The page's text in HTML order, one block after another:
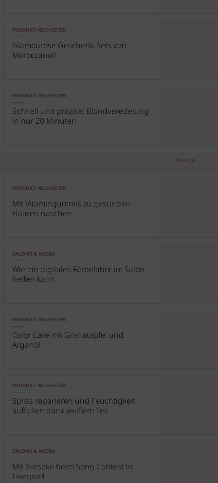
PRODUKT-NEUHEITEN
Glamouröse Geschenk-Sets von
Moroccanoil
PRODUKT-NEUHEITEN
Schnell und präzise: Blondveredelung
in nur 20 Minuten
Anzeige
PRODUKT-NEUHEITEN
Mit Vitamingummis zu gesunden
Haaren naschen
SALONS & MEDIA
Wie ein digitales Färbelabor im Salon
helfen kann
PRODUKT-NEUHEITEN
Color Care mit Granatapfel und
Arganöl
PRODUKT-NEUHEITEN
Spliss reparieren und Feuchtigkeit
auffüllen dank weißem Tee
SALONS & MEDIA
Mit Gieseke beim Song Contest In
Liverpool